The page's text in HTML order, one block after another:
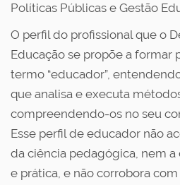
Políticas Públicas e Gestão
O perfil do profissional que o
Educação se propõe a formar
termo “educador”,
que analisa e executa
compreendendo-os no seu
Esse perfil de educador não
da ciência pedagógica, nem
e prática, e não corrobora